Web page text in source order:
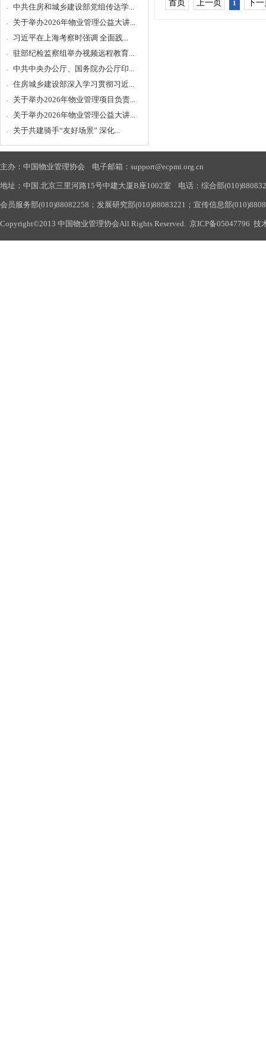
中共住房和城乡建设部党组传达学...
关于举办2026年物业管理公益大讲...
习近平在上海考察时强调 全面践...
驻部纪检监察组举办视频远程教育...
中共中央办公厅、国务院办公厅印...
住房城乡建设部深入学习贯彻习近...
关于举办2026年物业管理项目负责...
关于举办2026年物业管理公益大讲...
关于共建骑手“友好场景” 深化...
首页 上一页 1 下一
主办：中国物业管理协会 电子邮箱：support@ecpmi.org.cn
地址：中国.北京三里河路15号中建大厦B座1002室 电话：综合部
会员服务部(010)88082258；发展研究部(010)88083221；宣传信息部
Copyright©2013 中国物业管理协会All Rights Reserved. 京ICP备05047796 技